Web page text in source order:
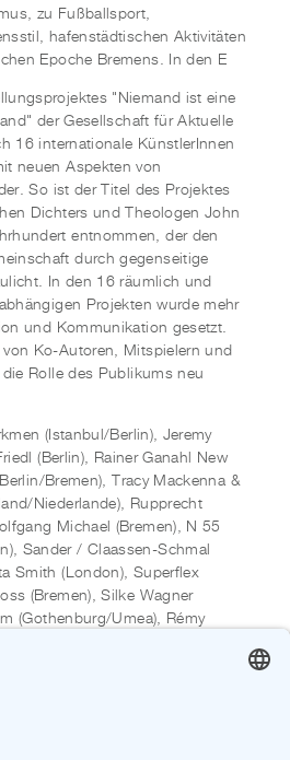
zu Fußballsport,
hafenstädtischen Aktivitäten
Epoche Bremens. In den E
"Niemand ist eine
der Gesellschaft für Aktuelle
16 internationale KünstlerInnen
neuen Aspekten von
So ist der Titel des Projektes
Dichters und Theologen John
entnommen, der den
durch gegenseitige
In den 16 räumlich und
Projekten wurde mehr
und Kommunikation gesetzt.
von Ko-Autoren, Mitspielern und
Rolle des Publikums neu
(Istanbul/Berlin), Jeremy
(Berlin), Rainer Ganahl New
Bremen), Tracy Mackenna &
Niederlande), Rupprecht
Michael (Bremen), N 55
Sander / Claassen-Schmal
Smith (London), Superflex
(Bremen), Silke Wagner
(Gothenburg/Umea), Rémy
Horst Griese, Eva